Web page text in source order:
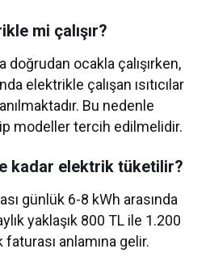
mi çalışır?
doğrudan ocakla çalışırken,
elektrikle çalışan ısıtıcılar
Bu nedenle
modeller tercih edilmelidir.
kadar elektrik tüketilir?
günlük 6-8 kWh arasında
yaklaşık 800 TL ile 1.200
anlamına gelir.